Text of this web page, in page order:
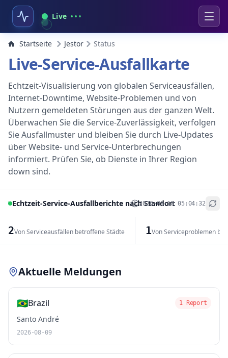
Live
Startseite Jestor Status
Live-Service-Ausfallkarte
Echtzeit-Visualisierung von globalen Serviceausfällen,
Internet-Downtime, Website-Problemen und von
Nutzern gemeldeten Störungen aus der ganzen Welt.
Überwachen Sie die Service-Zuverlässigkeit, verfolgen
Sie Ausfallmuster und bleiben Sie durch Live-Updates
über Website- und Service-Unterbrechungen
informiert. Prüfen Sie, ob Dienste in Ihrer Region
down sind.
Echtzeit-Service-Ausfallberichte nach Standort
2026-08-10 05:04:32
2Von Serviceausfällen betroffene Städte 1Von Serviceproblemen
+
Aktuelle Meldungen
🇧🇷Brazil 1 Report
Santo André
2026-08-09